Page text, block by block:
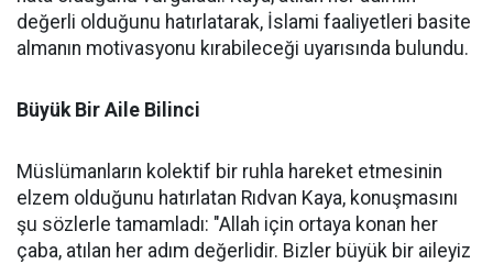
değerli olduğunu hatırlatarak, İslami faaliyetleri basite
almanın motivasyonu kırabileceği uyarısında bulundu.
Büyük Bir Aile Bilinci
Müslümanların kolektif bir ruhla hareket etmesinin
elzem olduğunu hatırlatan Rıdvan Kaya, konuşmasını
şu sözlerle tamamladı: "Allah için ortaya konan her
çaba, atılan her adım değerlidir. Bizler büyük bir aileyiz